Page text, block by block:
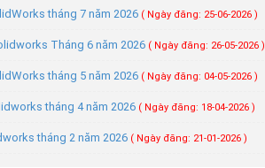
tháng 7 năm 2026 ( Ngày đăng: 25-06-2026 )
Tháng 6 năm 2026 ( Ngày đăng: 26-05-2026 )
tháng 5 năm 2026 ( Ngày đăng: 04-05-2026 )
tháng 4 năm 2026 ( Ngày đăng: 18-04-2026 )
tháng 2 năm 2026 ( Ngày đăng: 21-01-2026 )